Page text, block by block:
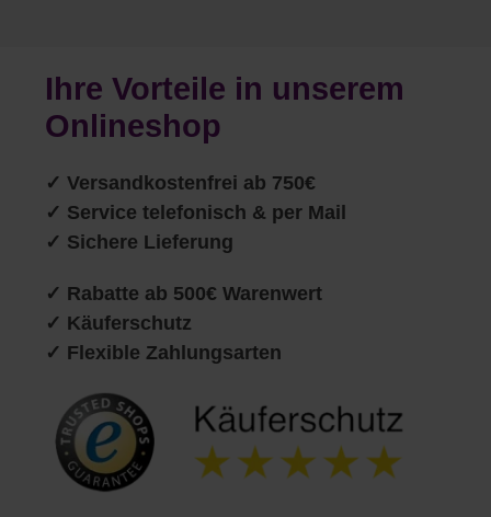
Ihre Vorteile in unserem
Onlineshop
✓ Versandkostenfrei ab 750€
✓ Service telefonisch & per Mail
✓ Sichere Lieferung
✓ Rabatte ab 500€ Warenwert
✓ Käuferschutz
✓ Flexible Zahlungsarten